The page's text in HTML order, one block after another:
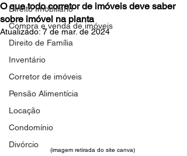
Direito Imobiliário
Compra e venda de imóveis
Direito de Família
Inventário
Corretor de imóveis
Pensão Alimentícia
Locação
Condomínio
Divórcio
O que todo corretor de imóveis deve saber
sobre imóvel na planta
Atualizado:7 de mar. de 2024
(imagem retirada do site canva)